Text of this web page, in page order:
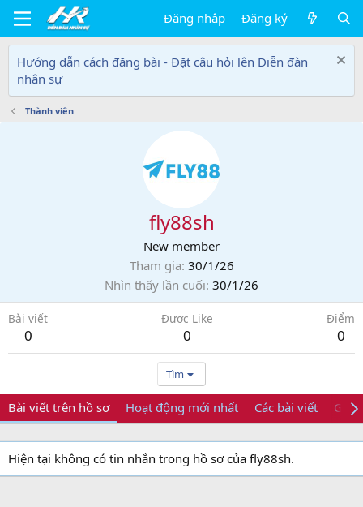
Đăng nhập Đăng ký
Hướng dẫn cách đăng bài - Đặt câu hỏi lên Diễn đàn
nhân sự
Thành viên
fly88sh
New member
Tham gia 30/1/26
Nhìn thấy lần cuối 30/1/26
Bài viết
0
Được Like
0
Điểm
0
Tìm
Bài viết trên hồ sơ Hoạt động mới nhất Các bài viết Giới
Hiện tại không có tin nhắn trong hồ sơ của fly88sh.